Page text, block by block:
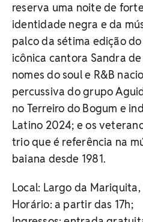
reserva uma noite de
identidade negra e da
palco da sétima edição
icônica cantora Sandra de
nomes do soul e R&B
percussiva do grupo
no Terreiro do Bogum e
Latino 2024; e os
trio que é referência na
baiana desde 1981.
Local: Largo da Mariquita,
Horário: a partir das 17h;